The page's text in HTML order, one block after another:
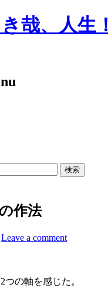
哉、人生！
作法
Leave a comment
つの軸を感じた。